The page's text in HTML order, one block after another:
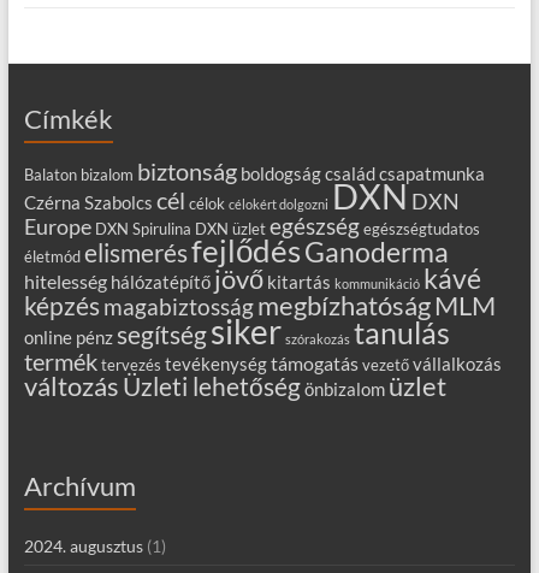
Címkék
Balaton bizalom biztonság boldogságcsaládcsapatmunka
Czérna Szabolcs cél célok célokért dolgozni DXNDXN
Europe DXN Spirulina DXN üzlet egészség egészségtudatos
életmód elismerésfejlődésGanoderma
hitelesség hálózatépítő jövő kitartás kommunikáció kávé
képzésmagabiztosságmegbízhatóság MLM
online pénz segítségsiker szórakozás tanulás
termék tervezés tevékenységtámogatás vezető vállalkozás
változás Üzleti lehetőségönbizalom üzlet
Archívum
2024. augusztus(1)